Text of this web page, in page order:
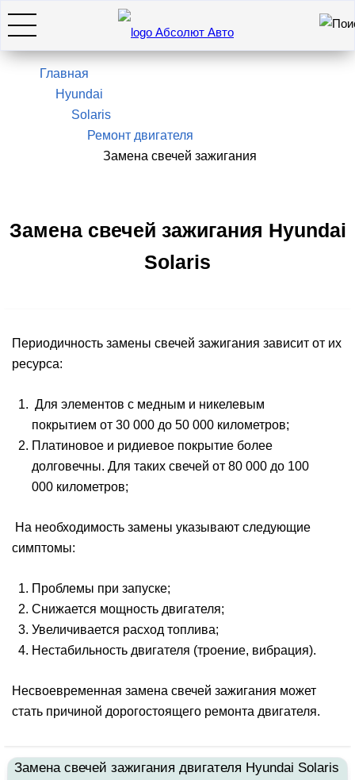
7(495)966-28-26
Искать
Главная
Hyundai
Solaris
Ремонт двигателя
Замена свечей зажигания
Замена свечей зажигания Hyundai
Solaris
Периодичность замены свечей зажигания зависит от их
ресурса:
Для элементов с медным и никелевым
покрытием от 30 000 до 50 000 километров;
Платиновое и ридиевое покрытие более
долговечны. Для таких свечей от 80 000 до 100
000 километров;
На необходимость замены указывают следующие
симптомы:
Проблемы при запуске;
Снижается мощность двигателя;
Увеличивается расход топлива;
Нестабильность двигателя (троение, вибрация).
Несвоевременная замена свечей зажигания может
стать причиной дорогостоящего ремонта двигателя.
Замена свечей зажигания двигателя Hyundai Solaris